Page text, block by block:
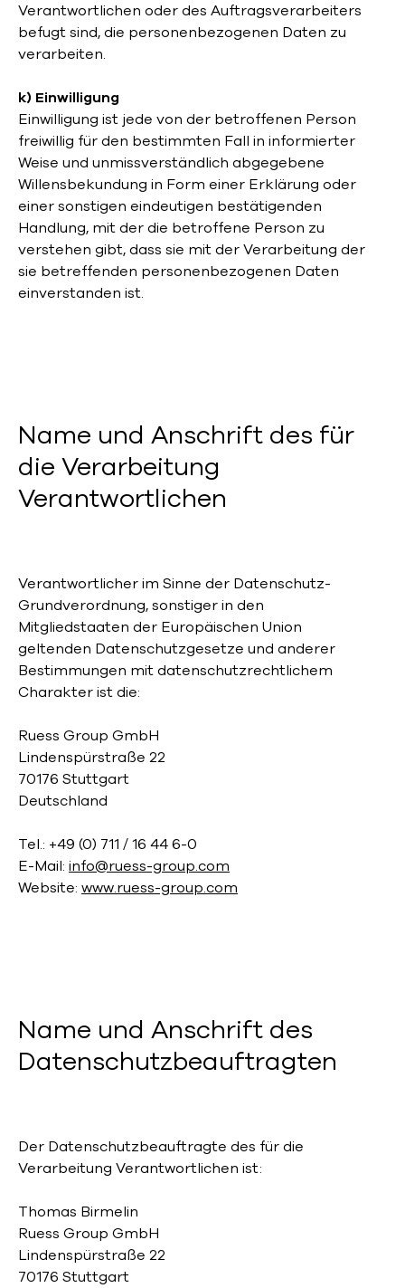
Verantwortlichen oder des Auftragsverarbeiters
befugt sind, die personenbezogenen Daten zu
verarbeiten.
k) Einwilligung
Einwilligung ist jede von der betroffenen Person
freiwillig für den bestimmten Fall in informierter
Weise und unmissverständlich abgegebene
Willensbekundung in Form einer Erklärung oder
einer sonstigen eindeutigen bestätigenden
Handlung, mit der die betroffene Person zu
verstehen gibt, dass sie mit der Verarbeitung der
sie betreffenden personenbezogenen Daten
einverstanden ist.
Name und Anschrift des für
die Verarbeitung
Verantwortlichen
Verantwortlicher im Sinne der Datenschutz-
Grundverordnung, sonstiger in den
Mitgliedstaaten der Europäischen Union
geltenden Datenschutzgesetze und anderer
Bestimmungen mit datenschutzrechtlichem
Charakter ist die:
Ruess Group GmbH
Lindenspürstraße 22
70176 Stuttgart
Deutschland
Tel.: +49 (0) 711 / 16 44 6-0
E-Mail: info@ruess-group.com
Website: www.ruess-group.com
Name und Anschrift des
Daten­schutz­beauftragten
Der Datenschutzbeauftragte des für die
Verarbeitung Verantwortlichen ist:
Thomas Birmelin
Ruess Group GmbH
Lindenspürstraße 22
70176 Stuttgart